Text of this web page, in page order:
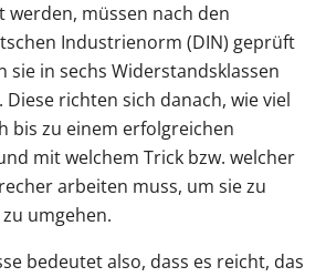
werden, müssen nach den
Industrienorm (DIN) geprüft
sie in sechs Widerstandsklassen
Diese richten sich danach, wie viel
bis zu einem erfolgreichen
mit welchem Trick bzw. welcher
arbeiten muss, um sie zu
umgehen.
bedeutet also, dass es reicht, das